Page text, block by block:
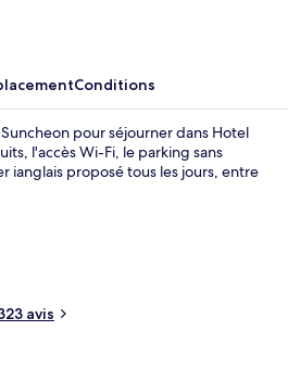
Royal Terrace A | Bain à remous privé
Conditions
pour séjourner dans Hotel
l'accès Wi-Fi, le parking sans
ianglais proposé tous les jours, entre
avis